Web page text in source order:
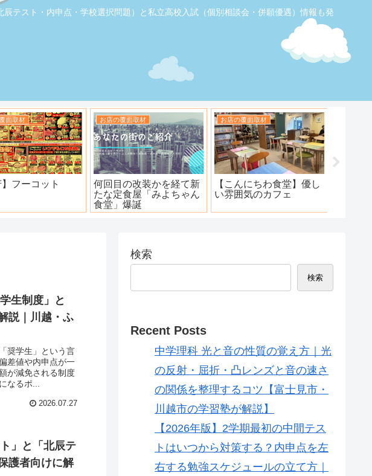
テスト・内申点・学校選択問題）と私立高校入試（個別相談会・併願優遇）情報も発
面取材
格寿司屋。おり
お店の覆面取材
【ふじみ野】素敵なステ
ーキ！ワンダーステー
キ！
お店の覆面取材
ハンバーグ工房 川越新河
岸店
生制度」と
説｜川越・ふ
奨学生」という言
差値や内申点が一
が減免される制度
なるポ...
2026.07.27
」と「北辰テ
護者向けに解
検索
検索
Recent Posts
中学理科 光と音の性質の覚え方｜光
の反射・屈折・凸レンズと音の速さ
の関係を整理するコツ【富士見市・
川越市の学習塾が解説】
【2026年版】2学期最初の中間テス
トはいつから対策する？内申点を左
右する勉強スケジュールの立て方｜